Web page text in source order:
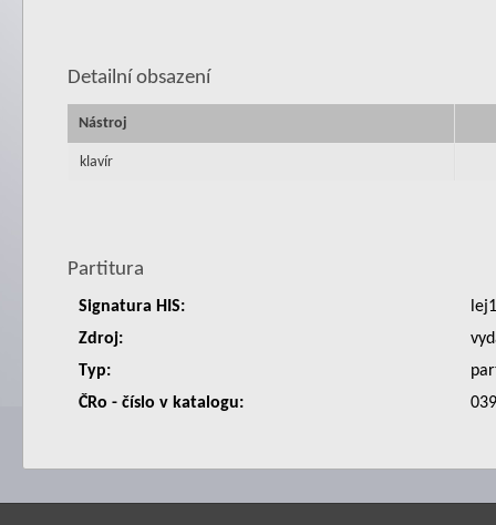
Detailní obsazení
Nástroj
klavír
Partitura
Signatura HIS:
lej1
Zdroj:
Typ:
ČRo - číslo v katalogu: